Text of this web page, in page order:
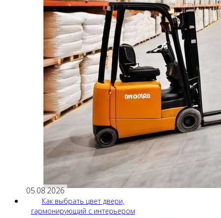
05.08.2026
Как выбрать цвет двери,
гармонирующий с интерьером